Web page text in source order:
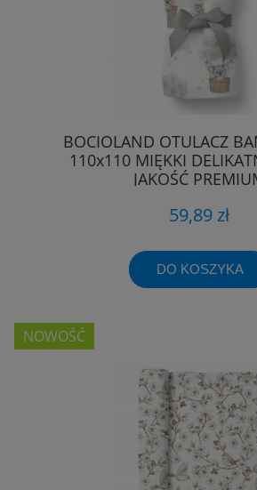
BOCIOLAND OTULACZ
110x110 MIĘKKI
JAKOŚĆ
59,89 zł
DO KOSZYKA
NOWOŚĆ